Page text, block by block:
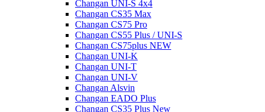
Changan UNI-S 4x4
Changan CS35 Max
Changan CS75 Pro
Changan CS55 Plus / UNI-S
Changan CS75plus NEW
Changan UNI-K
Changan UNI-T
Changan UNI-V
Changan Alsvin
Changan EADO Plus
Changan CS35 Plus New